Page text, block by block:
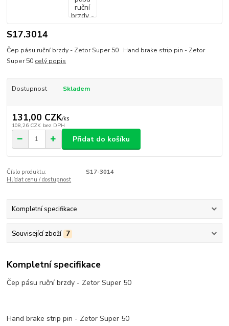
S17.3014
Čep pásu ruční brzdy - Zetor Super 50 Hand brake strip pin - Zetor
Super 50 celý popis
Dostupnost Skladem
131,00 CZK/ks
108,26 CZK bez DPH
Přidat do košíku
Číslo produktu:
S17-3014
Hlídat cenu / dostupnost
Kompletní specifikace
Související zboží 7
Kompletní specifikace
Čep pásu ruční brzdy - Zetor Super 50
Hand brake strip pin - Zetor Super 50